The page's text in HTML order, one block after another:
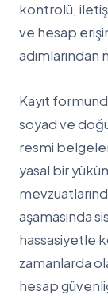
kontrolü,
ve hesap
adımlarından
Kayıt
soyad ve
resmi
yasal bir
aşamasında
hassasiyetle
zamanlarda
hesap